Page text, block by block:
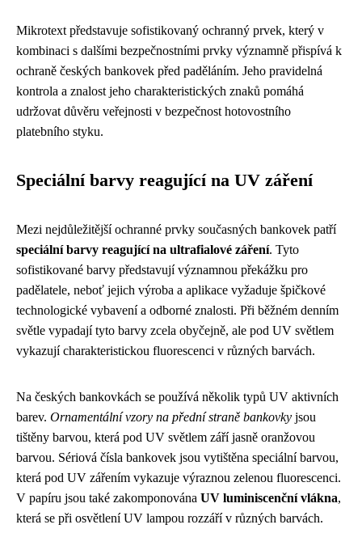
Mikrotext představuje sofistikovaný ochranný prvek, který v
kombinaci s dalšími bezpečnostními prvky významně přispívá k
ochraně českých bankovek před paděláním. Jeho pravidelná
kontrola a znalost jeho charakteristických znaků pomáhá
udržovat důvěru veřejnosti v bezpečnost hotovostního
platebního styku.
Speciální barvy reagující na UV záření
Mezi nejdůležitější ochranné prvky současných bankovek patří
speciální barvy reagující na ultrafialové záření. Tyto
sofistikované barvy představují významnou překážku pro
padělatele, neboť jejich výroba a aplikace vyžaduje špičkové
technologické vybavení a odborné znalosti. Při běžném denním
světle vypadají tyto barvy zcela obyčejně, ale pod UV světlem
vykazují charakteristickou fluorescenci v různých barvách.
Na českých bankovkách se používá několik typů UV aktivních
barev. Ornamentální vzory na přední straně bankovky jsou
tištěny barvou, která pod UV světlem září jasně oranžovou
barvou. Sériová čísla bankovek jsou vytištěna speciální barvou,
která pod UV zářením vykazuje výraznou zelenou fluorescenci.
V papíru jsou také zakomponována UV luminiscenční vlákna,
která se při osvětlení UV lampou rozzáří v různých barvách.